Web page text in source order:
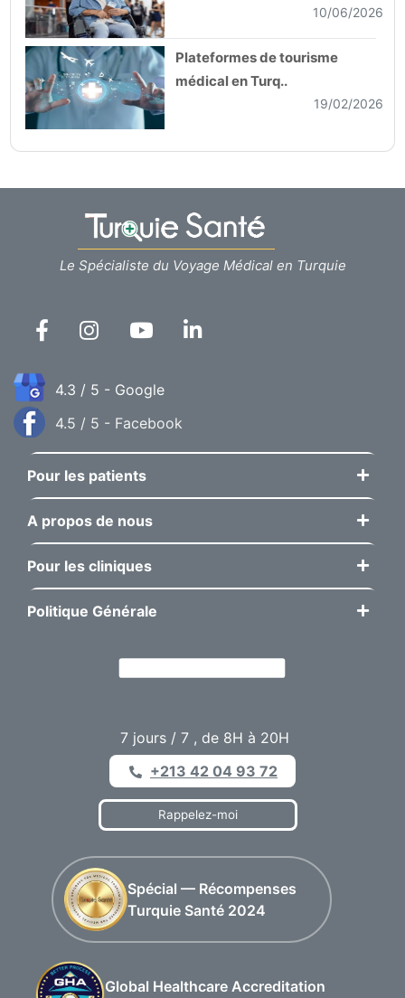
10/06/2026
Plateformes de tourisme
médical en Turq..
19/02/2026
Le Spécialiste du Voyage Médical en Turquie
4.3 / 5 - Google
4.5 / 5 - Facebook
Pour les patients
A propos de nous
Pour les cliniques
Politique Générale
7 jours / 7 , de 8H à 20H
+213 42 04 93 72
Rappelez-moi
Spécial — Récompenses
Turquie Santé 2024
Global Healthcare Accreditation